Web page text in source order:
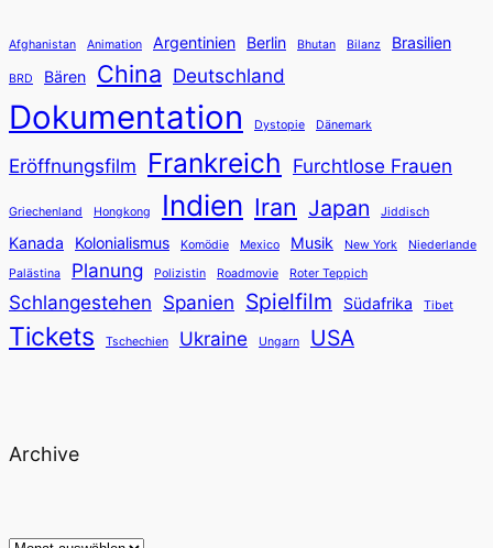
Afghanistan Animation Argentinien Berlin Bhutan Bilanz Brasilien
BRD Bären China Deutschland
Dokumentation Dystopie Dänemark
Eröffnungsfilm Frankreich Furchtlose Frauen
Griechenland Hongkong Indien Iran Japan Jiddisch
Kanada Kolonialismus Komödie Mexico Musik New York
Niederlande
Palästina
Planung Polizistin Roadmovie Roter Teppich
Schlangestehen Spanien Spielfilm Südafrika Tibet
Tickets Tschechien Ukraine Ungarn USA
Archive